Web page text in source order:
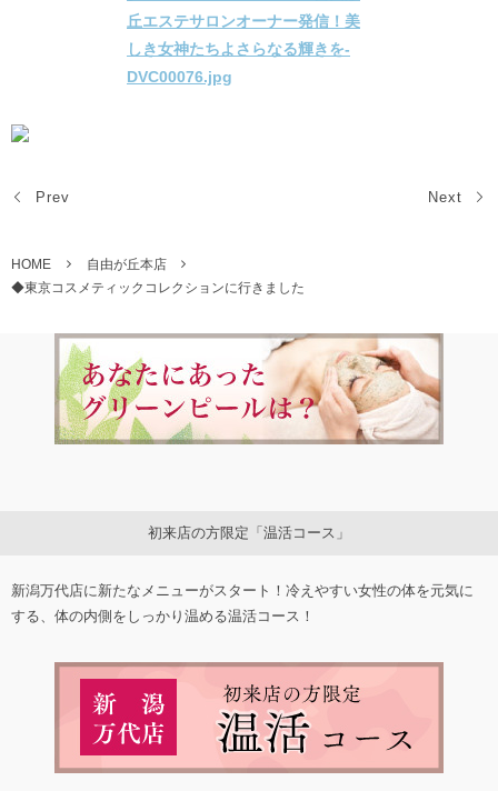
Prev Next
HOME
自由が丘本店
◆東京コスメティックコレクションに行きました
初来店の方限定「温活コース」
新潟万代店に新たなメニューがスタート！冷えやすい女性の体を元気に
する、体の内側をしっかり温める温活コース！